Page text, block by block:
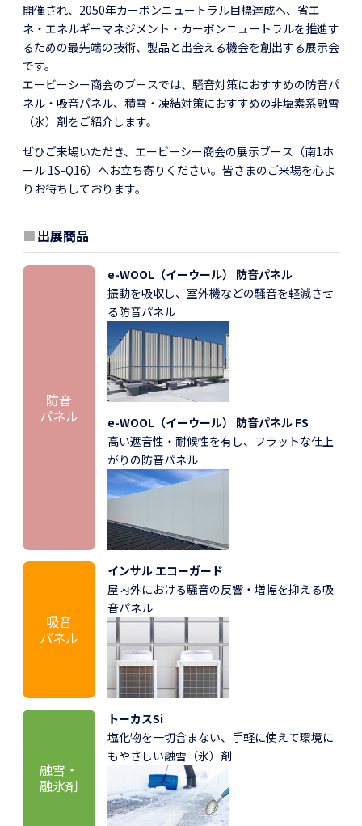
開催され、2050年カーボンニュートラル目標達成へ、省エ
ネ・エネルギーマネジメント・カーボンニュートラルを推進す
るための最先端の技術、製品と出会える機会を創出する展示会
です。
エービーシー商会のブースでは、騒音対策におすすめの防音パ
ネル・吸音パネル、積雪・凍結対策におすすめの非塩素系融雪
（氷）剤をご紹介します。
ぜひご来場いただき、エービーシー商会の展示ブース（南1ホ
ール 1S-Q16）へお立ち寄りください。皆さまのご来場を心よ
りお待ちしております。
■出展商品
防音
パネル
e-WOOL（イーウール） 防音パネル
振動を吸収し、室外機などの騒音を軽減させ
る防音パネル
e-WOOL（イーウール） 防音パネル FS
高い遮音性・耐候性を有し、フラットな仕上
がりの防音パネル
吸音
パネル
インサル エコーガード
屋内外における騒音の反響・増幅を抑える吸
音パネル
融雪・
融氷剤
トーカスSi
塩化物を一切含まない、手軽に使えて環境に
もやさしい融雪（氷）剤